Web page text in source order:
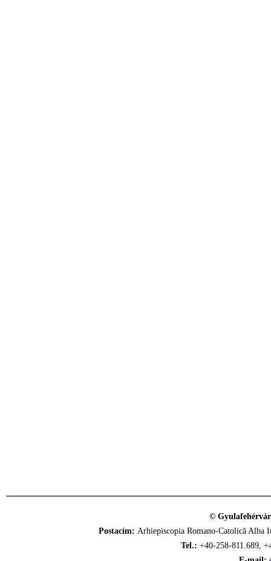
©
Postacím: Arhiepiscopia Romano-Catolică
Tel.: +40-258-811.689,